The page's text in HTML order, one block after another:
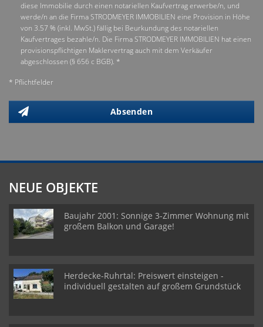
diese Immobilie durch einen notariellen Kaufvertrag erwerbe/n, und
werde/n an die Firma STRODMEYER IMMOBILIEN eine Provision in Höhe
von 3.57 % (inkl. MwSt.) fällig bei Beurkundung des notariellen
Kaufvertrages bezahle/n. Die Firma STRODMEYER IMMOBILIEN hat einen
provisionspflichtigen Maklervertrag auch mit dem Verkäufer
abgeschlossen (§ 656 c BGB). *
* Pflichtfelder
Absenden
NEUE OBJEKTE
Baujahr 2001: Sonnige 3-Zimmer Wohnung mit
großem Balkon und Garage!
Herdecke-Ruhrtal: Preiswert einsteigen -
individuell gestalten auf großem Grundstück